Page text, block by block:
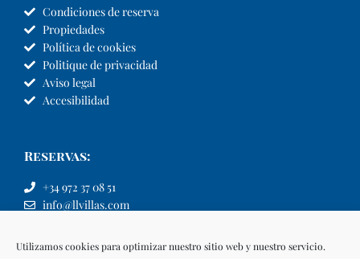
Utilizamos cookies para optimizar nuestro sitio web y nuestro servicio.
Condiciones de reserva
Propiedades
Política de cookies
Politique de privacidad
Aviso legal
Accesibilidad
Reservas:
+34 972 37 08 51
info@llvillas.com